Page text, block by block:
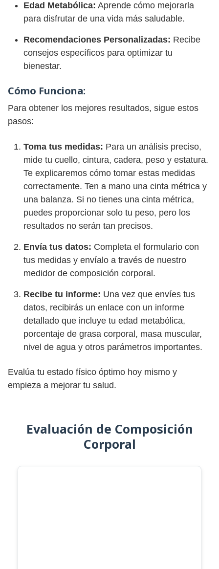
Edad Metabólica: Aprende cómo mejorarla
para disfrutar de una vida más saludable.
Recomendaciones Personalizadas: Recibe
consejos específicos para optimizar tu
bienestar.
Cómo Funciona:
Para obtener los mejores resultados, sigue estos
pasos:
Toma tus medidas: Para un análisis preciso,
mide tu cuello, cintura, cadera, peso y estatura.
Te explicaremos cómo tomar estas medidas
correctamente. Ten a mano una cinta métrica y
una balanza. Si no tienes una cinta métrica,
puedes proporcionar solo tu peso, pero los
resultados no serán tan precisos.
Envía tus datos: Completa el formulario con
tus medidas y envíalo a través de nuestro
medidor de composición corporal.
Recibe tu informe: Una vez que envíes tus
datos, recibirás un enlace con un informe
detallado que incluye tu edad metabólica,
porcentaje de grasa corporal, masa muscular,
nivel de agua y otros parámetros importantes.
Evalúa tu estado físico óptimo hoy mismo y
empieza a mejorar tu salud.
Evaluación de Composición
Corporal